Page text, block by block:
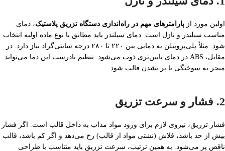
اولین مورد از پارامترهای مهم در راه‌اندازی دستگاه تزریق پلاستیک، دمای
مناسب سیلندر و نازل است. دمای سیلندر باید مطابق با نوع ماده اولیه انتخاب
شود. مثلاً پلی‌پروپیلن به دمایی بین ۲۲۰ تا ۲۸۰ درجه سانتی‌گراد نیاز دارد. در
مقابل، ABS در دمای پایین‌تری ذوب می‌شود. تنظیم نادرست این دما می‌تواند
منجر به سوختگی یا پر نشدن قالب شود.
2. فشار و سرعت تزریق
فشار تزریق، نیروی لازم برای ورود مواد مذاب به داخل قالب است. اگر فشار
بیش از حد باشد، فلاش (نشتی مواد از قالب) رخ می‌دهد و اگر کم باشد، قالب
ناقص پر می‌شود. به همین ترتیب، سرعت تزریق باید متناسب با طراحی